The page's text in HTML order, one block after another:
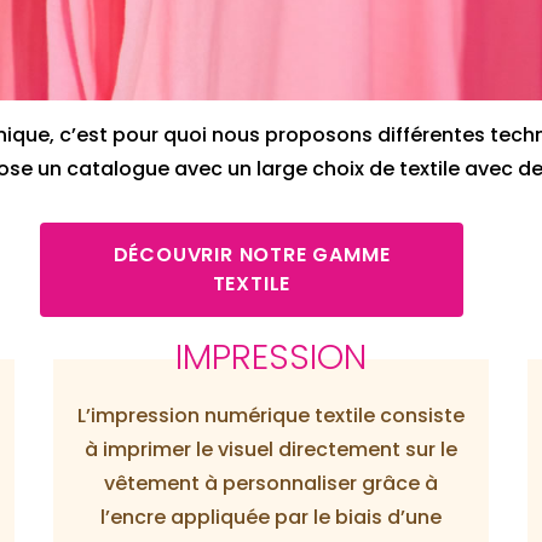
c’est pour quoi nous proposons différentes
un catalogue avec un large choix de textile avec
DÉCOUVRIR NOTRE GAMME
TEXTILE
IMPRESSION
L’impression numérique textile consiste
à imprimer le visuel directement sur le
vêtement à personnaliser grâce à
l’encre appliquée par le biais d’une